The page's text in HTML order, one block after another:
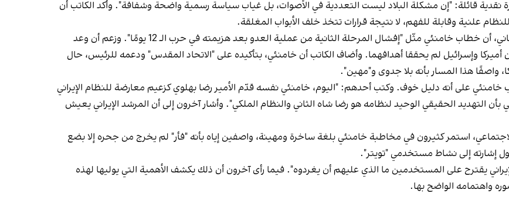
نقدية قائلة: "إن مشكلة البلاد ليست التعددية في الأصوات، بل غياب سياسة رسمية واضحة وشفافة". وأكد الكاتب أن
علنية وقابلة للفهم، لا نتيجة قرارات تتخذ خلف الأبواب المغلقة.
وفي المقابل، رأت صحيفة "كيهان"، في مقال كتبه محمد إيماني، أن خطاب خامنئي مثّل "إفشال المرحلة الثانية من عملية العدو بعد هزيمته في حرب الـ 12 يومًا". وزعم أن وعد
في 72 ساعة انتهى بالفشل، وأن أميركا وإسرائيل لم يحققا أهدافهما. وأضاف الكاتب أن خامنئي، بتأكيده على "الاتحاد المقدس" ودعمه للرئيس، حال
واصفًا هذا المسار بأنه بلا جدوى و"مهين".
على أنه دليل خوف. وكتب أحدهم: "اليوم، خامنئي نفسه قدّم الأمير رضا بهلوي كزعيم معارضة للنظام الإيراني
التهديد الحقيقي الوحيد لنظامه هو رضا شاه الثاني والنظام الملكي". وأشار آخرون إلى أن المرشد الإيراني يعيش
استمر كثيرون في مخاطبة خامنئي بلغة ساخرة ومهينة، واصفين إياه بأنه "فأر" لم يخرج من جحره إلا بضع
إشارته إلى نشاط مستخدمي "تويتر".
يقترح على المستخدمين ما الذي عليهم أن يغردوه". فيما رأى آخرون أن ذلك يكشف الأهمية التي يوليها لهذه
واهتمامه الواضح بها.